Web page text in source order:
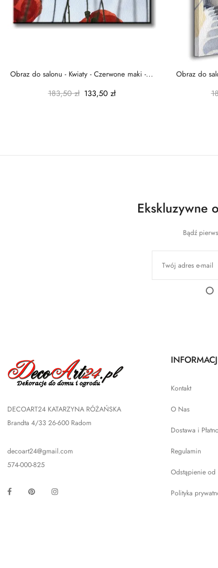
Obraz do salonu - Kwiaty - Czerwone maki -...
183,50 zł 133,50 zł
Obraz do
Ekskluzywne
Bądź
DECOART24 KATARZYNA RÓŻAŃSKA
Brandta 4/33 26-600 Radom
decoart24@gmail.com
574-000-825
Facebook Pinterest
Kontakt
O Nas
Dostawa i
Regulamin
Odstąpienie od
Polityka